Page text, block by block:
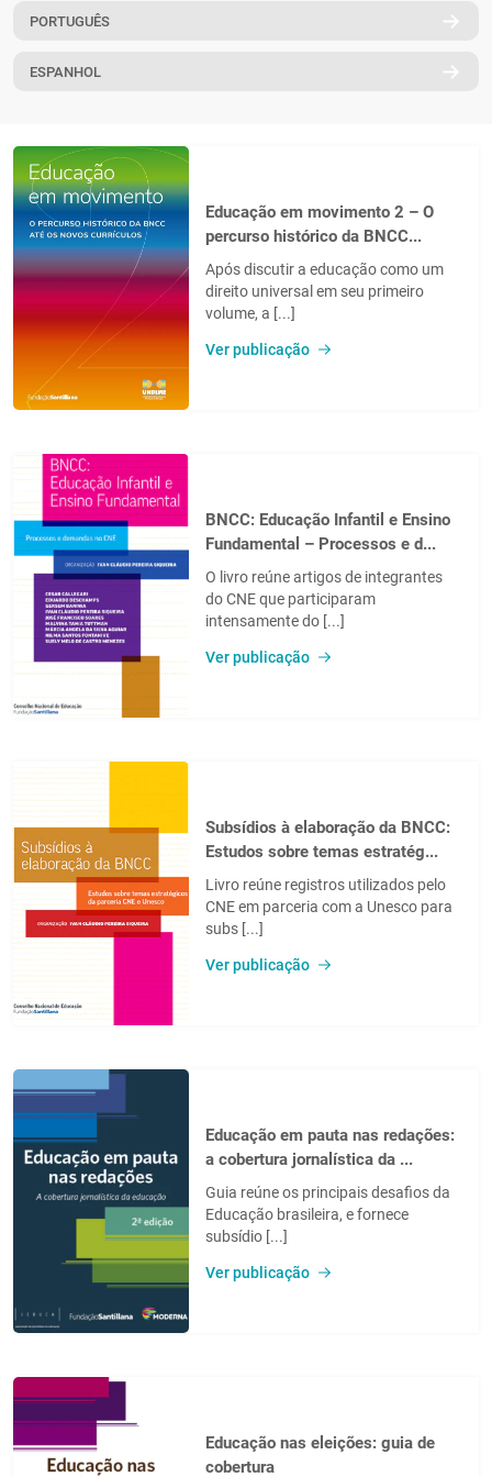
PT
PORTUGUÊS
ESPANHOL
Educação em movimento 2 – O
percurso histórico da BNCC...
Após discutir a educação como um
direito universal em seu primeiro
volume, a [...]
Ver publicação
BNCC: Educação Infantil e Ensino
Fundamental – Processos e d...
O livro reúne artigos de integrantes
do CNE que participaram
intensamente do [...]
Ver publicação
Subsídios à elaboração da BNCC:
Estudos sobre temas estratég...
Livro reúne registros utilizados pelo
CNE em parceria com a Unesco para
subs [...]
Ver publicação
Educação em pauta nas redações:
a cobertura jornalística da ...
Guia reúne os principais desafios da
Educação brasileira, e fornece
subsídio [...]
Ver publicação
Educação nas eleições: guia de
cobertura